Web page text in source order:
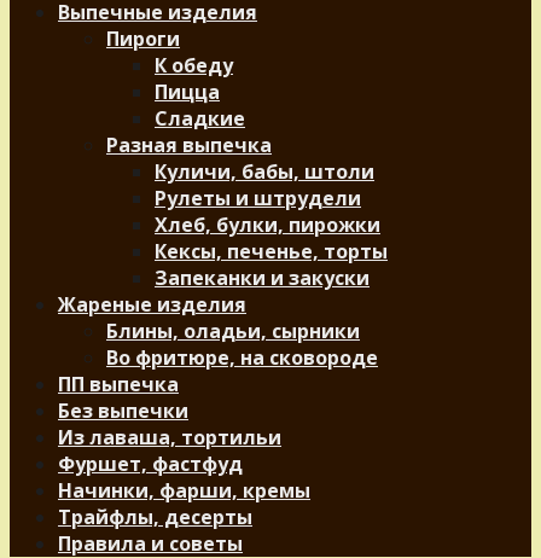
Выпечные изделия
Пироги
К обеду
Пицца
Сладкие
Разная выпечка
Куличи, бабы, штоли
Рулеты и штрудели
Хлеб, булки, пирожки
Кексы, печенье, торты
Запеканки и закуски
Жареные изделия
Блины, оладьи, сырники
Во фритюре, на сковороде
ПП выпечка
Без выпечки
Из лаваша, тортильи
Фуршет, фастфуд
Начинки, фарши, кремы
Трайфлы, десерты
Правила и советы